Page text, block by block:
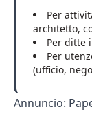
Per
architetto,
Per ditte
Per
(ufficio,
Annuncio: